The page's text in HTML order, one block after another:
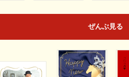
ぜんぶ見る